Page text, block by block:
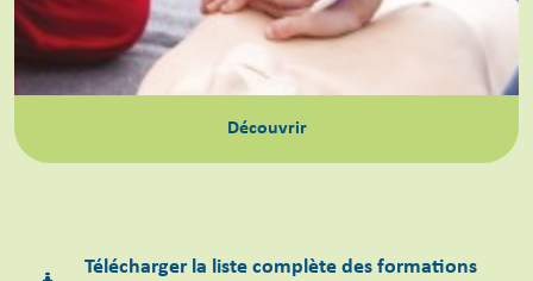
Découvrir
Télécharger la liste complète des formations